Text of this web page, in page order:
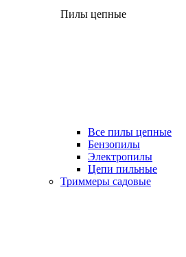
Пилы цепные
Все пилы цепные
Бензопилы
Электропилы
Цепи пильные
Триммеры садовые